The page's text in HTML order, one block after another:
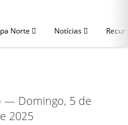
Norte Notícias
― Domingo, 5 de
2025